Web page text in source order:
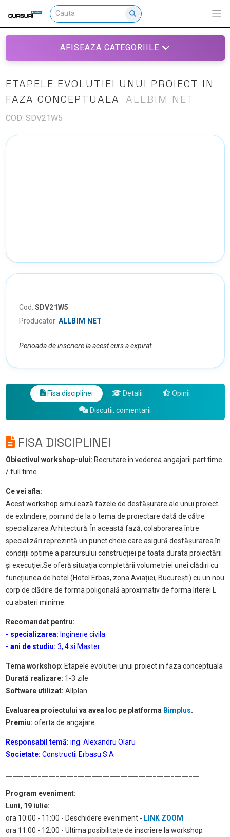
AFISEAZA CATEGORIILE
ETAPELE EVOLUTIEI UNUI PROIECT IN
FAZA CONCEPTUALA
ALLBIM NET
COD: SDV21W5
Cod: SDV21W5
Producator: ALLBIM NET
Perioada de inscriere la acest curs a expirat
Fisa disciplinei Detalii Opinii
Discutii, comentarii
FISA DISCIPLINEI
Obiectivul workshop-ului: Recrutare in vederea angajarii part time
/ full time
Ce vei afla:
Acest workshop simulează fazele de desfășurare ale unui proiect
de extindere, pornind de la o tema de proiectare dată de către
specializarea Arhitectură. În această fază, colaborarea între
specializări reprezintă un punct cheie care asigură desfășurarea în
condiții optime a parcursului construcției pe toata durata proiectării
și execuției.Se oferă situația completării volumetriei unei clădiri cu
funcțiunea de hotel (Hotel Erbas, zona Aviației, București) cu un nou
corp de clădire de forma poligonală aproximativ de forma literei L
cu abateri minime.
Recomandat pentru:
- specializarea: Inginerie civila
- ani de studiu: 3, 4 si Master
Tema workshop: Etapele evolutiei unui proiect in faza conceptuala
Durată realizare: 1-3 zile
Software utilizat: Allplan
Evaluarea proiectului va avea loc pe platforma Bimplus.
Premiu: oferta de angajare
Responsabil temă: ing. Alexandru Olaru
Societate: Constructii Erbasu S.A
Program eveniment:
Luni, 19 iulie:
ora 10:00 - 11:00 - Deschidere eveniment - LINK ZOOM
ora 11:00 - 12:00 - Ultima posibilitate de inscriere la workshop